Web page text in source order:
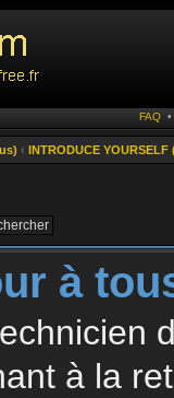
FAQ
‹ INTRODUCE
à
à la